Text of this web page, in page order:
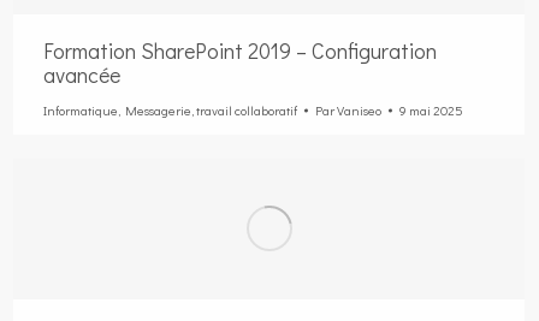
Formation SharePoint 2019 – Configuration
avancée
Informatique, Messagerie,travail collaboratif ParVaniseo 9 mai 2025